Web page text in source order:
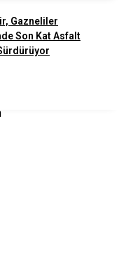
Gazneliler
Son Kat Asfalt